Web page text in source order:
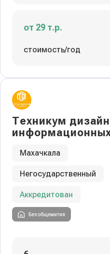
от 29 т.р.
стоимость/год
Техникум
Махачкала
Негосударственный
Аккредитован
Без общежития